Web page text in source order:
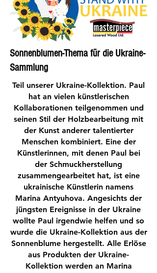
Sonnenblumen-Thema für die Ukraine-
Sammlung
Teil unserer Ukraine-Kollektion. Paul
hat an vielen künstlerischen
Kollaborationen teilgenommen und
seinen Stil der Holzbearbeitung mit
der Kunst anderer talentierter
Menschen kombiniert. Eine der
Künstlerinnen, mit denen Paul bei
der Schmuckherstellung
zusammengearbeitet hat, ist eine
ukrainische Künstlerin namens
Marina Antyuhova. Angesichts der
jüngsten Ereignisse in der Ukraine
wollte Paul irgendwie helfen und so
wurde die Ukraine-Kollektion aus der
Sonnenblume hergestellt. Alle Erlöse
aus Produkten der Ukraine-
Kollektion werden an Marina